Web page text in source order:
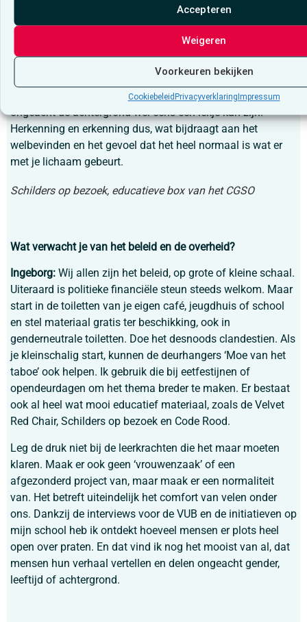
Accepteren
Weigeren
Voorkeuren bekijken
Cookiebeleid Privacyverklaring Impressum
eigenlijk veel zwaarder door. Iedere menstruerende persoon
kan baat hebben bij gratis materiaal. Mijn leerlingen
ijverden voor pakketjes nieuwe onderbroeken en degelijke
trainingsbroeken die in de toiletten klaarliggen. Door die
gratis ter beschikking te stellen, wordt het bespreekbaar
gemaakt dat niet iedereen die kan aanschaffen en dat er
ongeacht de achtergrond wel eens een lekje kan zijn.
Herkenning en erkenning dus, wat bijdraagt aan het
welbevinden en het gevoel dat het heel normaal is wat er
met je lichaam gebeurt.
Schilders op bezoek, educatieve box van het CGSO
Wat verwacht je van het beleid en de overheid?
Ingeborg: Wij allen zijn het beleid, op grote of kleine schaal.
Uiteraard is politieke financiële steun steeds welkom. Maar
start in de toiletten van je eigen café, jeugdhuis of school
en stel materiaal gratis ter beschikking, ook in
genderneutrale toiletten. Doe het desnoods clandestien. Als
je kleinschalig start, kunnen de deurhangers ‘Moe van het
taboe’ ook helpen. Ik gebruik die bij eetfestijnen of
opendeurdagen om het thema breder te maken. Er bestaat
ook al heel wat mooi educatief materiaal, zoals de Velvet
Red Chair, Schilders op bezoek en Code Rood.
Leg de druk niet bij de leerkrachten die het maar moeten
klaren. Maak er ook geen ‘vrouwenzaak’ of een
afgezonderd project van, maar maak er een normaliteit
van. Het betreft uiteindelijk het comfort van velen onder
ons. Dankzij de interviews voor de VUB en de initiatieven op
mijn school heb ik ontdekt hoeveel mensen er plots heel
open over praten. En dat vind ik nog het mooist van al, dat
mensen hun verhaal vertellen en delen ongeacht gender,
leeftijd of achtergrond.